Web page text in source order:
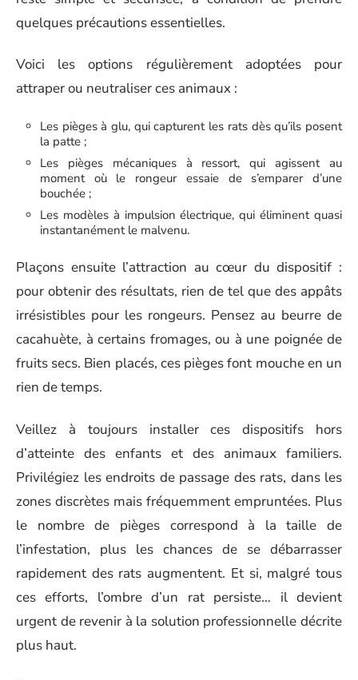
quelques précautions essentielles.
Voici les options régulièrement adoptées pour
attraper ou neutraliser ces animaux :
Les pièges à glu, qui capturent les rats dès qu’ils posent
la patte ;
Les pièges mécaniques à ressort, qui agissent au
moment où le rongeur essaie de s’emparer d’une
bouchée ;
Les modèles à impulsion électrique, qui éliminent quasi
instantanément le malvenu.
Plaçons ensuite l’attraction au cœur du dispositif :
pour obtenir des résultats, rien de tel que des appâts
irrésistibles pour les rongeurs. Pensez au beurre de
cacahuète, à certains fromages, ou à une poignée de
fruits secs. Bien placés, ces pièges font mouche en un
rien de temps.
Veillez à toujours installer ces dispositifs hors
d’atteinte des enfants et des animaux familiers.
Privilégiez les endroits de passage des rats, dans les
zones discrètes mais fréquemment empruntées. Plus
le nombre de pièges correspond à la taille de
l’infestation, plus les chances de se débarrasser
rapidement des rats augmentent. Et si, malgré tous
ces efforts, l’ombre d’un rat persiste… il devient
urgent de revenir à la solution professionnelle décrite
plus haut.